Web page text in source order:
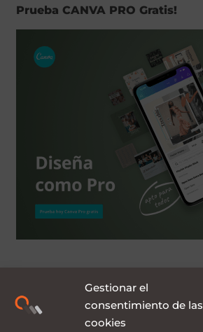
Gestionar el
consentimiento de las
cookies
Prueba CANVA PRO Gratis!
Compra las mejores plantillas